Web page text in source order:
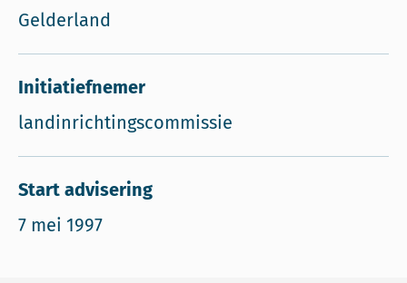
Gelderland
Initiatiefnemer
landinrichtingscommissie
Start advisering
7 mei 1997